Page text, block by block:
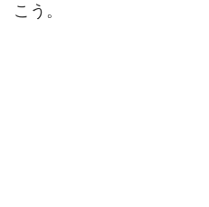
こう。